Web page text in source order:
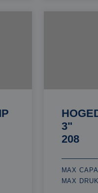
3"
208
MAX
MAX